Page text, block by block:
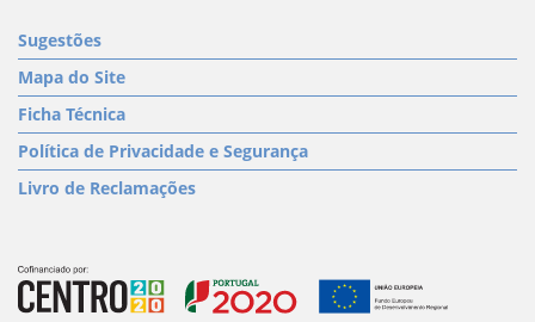
Sugestões
Mapa do Site
Ficha Técnica
Política de Privacidade e Segurança
Livro de Reclamações